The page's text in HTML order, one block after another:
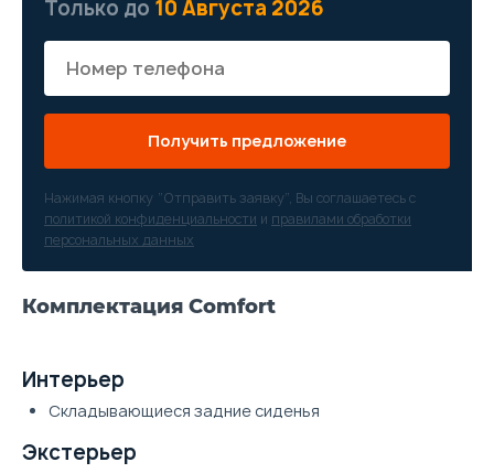
Только до 10 Августа 2026
Получить предложение
Нажимая кнопку “Отправить заявку”, Вы соглашаетесь с
политикой конфиденциальности и правилами обработки
персональных данных
Комплектация Comfort
Интерьер
Складывающиеся задние сиденья
Экстерьер